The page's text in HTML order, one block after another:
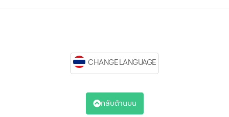
CHANGE LANGUAGE
กลับด้านบน